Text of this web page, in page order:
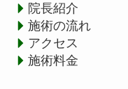
院長紹介
施術の流れ
アクセス
施術料金